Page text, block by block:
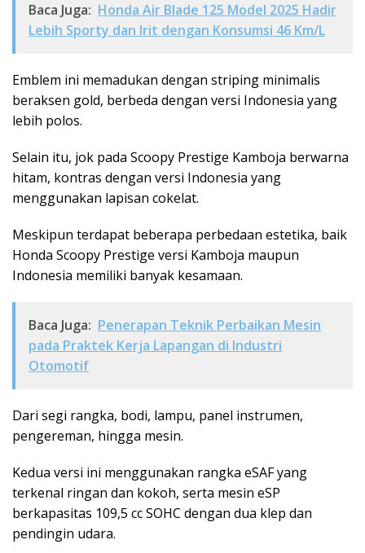
Baca Juga: Honda Air Blade 125 Model 2025 Hadir
Lebih Sporty dan Irit dengan Konsumsi 46 Km/L
Emblem ini memadukan dengan striping minimalis
beraksen gold, berbeda dengan versi Indonesia yang
lebih polos.
Selain itu, jok pada Scoopy Prestige Kamboja berwarna
hitam, kontras dengan versi Indonesia yang
menggunakan lapisan cokelat.
Meskipun terdapat beberapa perbedaan estetika, baik
Honda Scoopy Prestige versi Kamboja maupun
Indonesia memiliki banyak kesamaan.
Baca Juga: Penerapan Teknik Perbaikan Mesin
pada Praktek Kerja Lapangan di Industri
Otomotif
Dari segi rangka, bodi, lampu, panel instrumen,
pengereman, hingga mesin.
Kedua versi ini menggunakan rangka eSAF yang
terkenal ringan dan kokoh, serta mesin eSP
berkapasitas 109,5 cc SOHC dengan dua klep dan
pendingin udara.